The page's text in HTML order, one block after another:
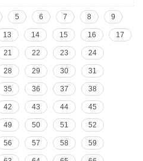
5 6 7 8 9
13 14 15 16 17
21 22 23 24
28 29 30 31
35 36 37 38
42 43 44 45
49 50 51 52
56 57 58 59